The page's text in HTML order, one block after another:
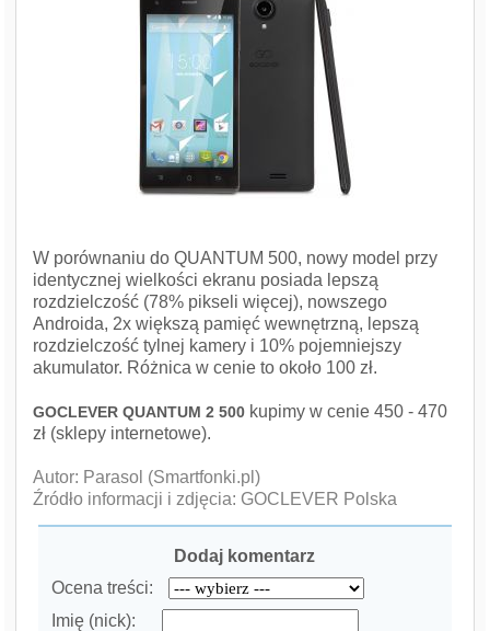
W porównaniu do QUANTUM 500, nowy model przy
identycznej wielkości ekranu posiada lepszą
rozdzielczość (78% pikseli więcej), nowszego
Androida, 2x większą pamięć wewnętrzną, lepszą
rozdzielczość tylnej kamery i 10% pojemniejszy
akumulator. Różnica w cenie to około 100 zł.
GOCLEVER QUANTUM 2 500 kupimy w cenie 450 - 470
zł (sklepy internetowe).
Autor: Parasol (Smartfonki.pl)
Źródło informacji i zdjęcia: GOCLEVER Polska
Dodaj komentarz
Ocena treści:
Imię (nick):